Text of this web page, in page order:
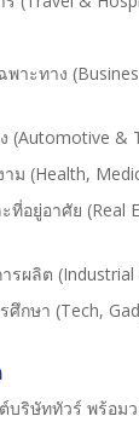
พาะทาง
(Automotive &
ม (Health,
ที่อยู่อาศัย (Real
รผลิต
ศึกษา (Tech,
บริษัททัวร์ พร้อมว